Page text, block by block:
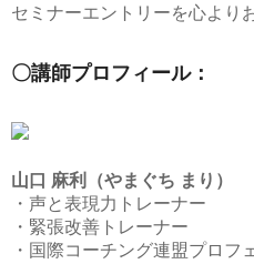
セミナーエントリーを心より
〇講師プロフィール：
山口 麻利（やまぐち まり）
・声と表現力トレーナー
・緊張改善トレーナー
・国際コーチング連盟プロフ